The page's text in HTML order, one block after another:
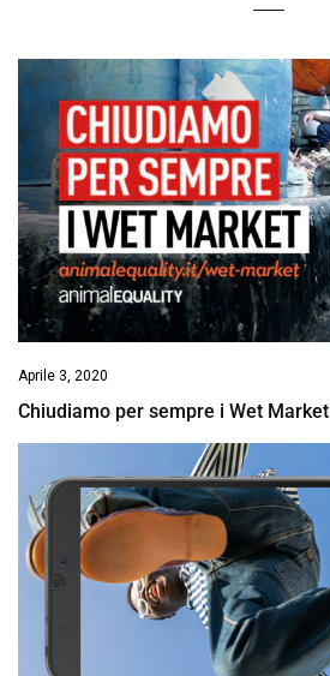
Aprile 3, 2020
Chiudiamo per sempre i Wet Market